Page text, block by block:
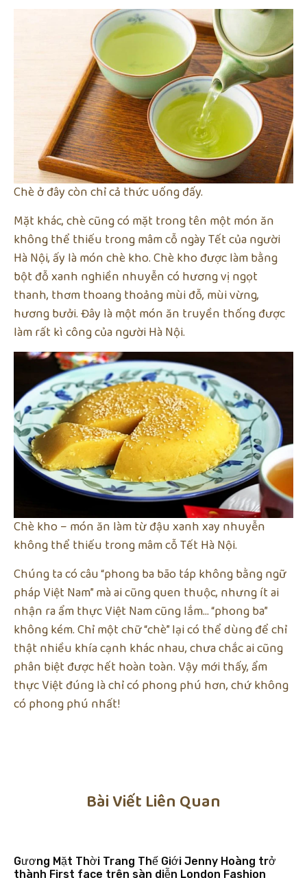
Chè ở đây còn chỉ cả thức uống đấy.
Mặt khác, chè cũng có mặt trong tên một món ăn
không thể thiếu trong mâm cỗ ngày Tết của người
Hà Nội, ấy là món chè kho. Chè kho được làm bằng
bột đỗ xanh nghiền nhuyễn có hương vị ngọt
thanh, thơm thoang thoảng mùi đỗ, mùi vừng,
hương bưởi. Đây là một món ăn truyền thống được
làm rất kì công của người Hà Nội.
Chè kho – món ăn làm từ đậu xanh xay nhuyễn
không thể thiếu trong mâm cỗ Tết Hà Nội.
Chúng ta có câu “phong ba bão táp không bằng ngữ
pháp Việt Nam” mà ai cũng quen thuộc, nhưng ít ai
nhận ra ẩm thực Việt Nam cũng lắm… “phong ba”
không kém. Chỉ một chữ “chè” lại có thể dùng để chỉ
thật nhiều khía cạnh khác nhau, chưa chắc ai cũng
phân biệt được hết hoàn toàn. Vậy mới thấy, ẩm
thực Việt đúng là chỉ có phong phú hơn, chứ không
có phong phú nhất!
Bài Viết Liên Quan
Gương Mặt Thời Trang Thế Giới Jenny Hoàng trở
thành First face trên sàn diễn London Fashion